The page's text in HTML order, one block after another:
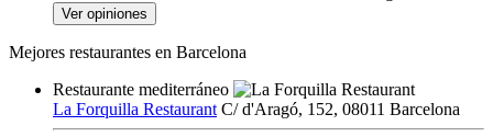
Ver opiniones
Mejores restaurantes en Barcelona
Restaurante mediterráneo
La Forquilla Restaurant C/ d'Aragó, 152, 08011 Barcelona